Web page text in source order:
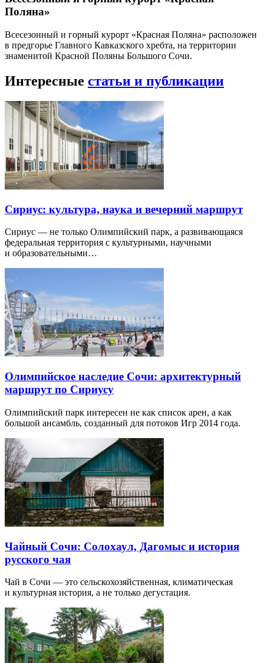
Поляна»
Всесезонный и горный курорт «Красная Поляна» расположен
в предгорье Главного Кавказского хребта, на территории
знаменитой Красной Поляны Большого Сочи.
Интересные статьи и публикации
Сириус: культура, наука и вечерний маршрут
Сириус — не только Олимпийский парк, а развивающаяся
федеральная территория с культурными, научными
и образовательными…
Олимпийское наследие Сочи: архитектурный
маршрут по Сириусу
Олимпийский парк интересен не как список арен, а как
большой ансамбль, созданный для потоков Игр 2014 года.
Чайный Сочи: Солохаул, Дагомыс и история
русского чая
Чай в Сочи — это сельскохозяйственная, климатическая
и культурная история, а не только дегустация.